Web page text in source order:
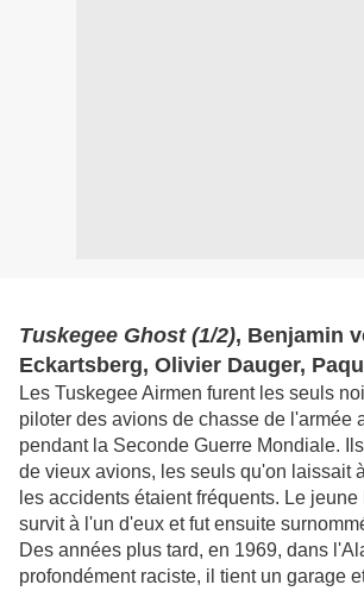
Tuskegee Ghost (1/2), Benjamin
Eckartsberg, Olivier Dauger,
Les Tuskegee Airmen furent les seuls
piloter des avions de chasse de l'armée
pendant la Seconde Guerre Mondiale.
de vieux avions, les seuls qu'on laissait
les accidents étaient fréquents. Le
survit à l'un d'eux et fut ensuite
Des années plus tard, en 1969, dans
profondément raciste, il tient un garage